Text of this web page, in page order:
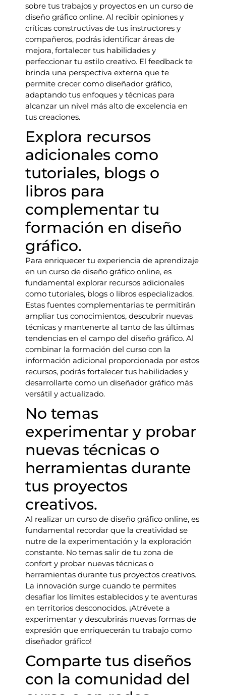
sobre tus trabajos y proyectos en un curso de
diseño gráfico online. Al recibir opiniones y
críticas constructivas de tus instructores y
compañeros, podrás identificar áreas de
mejora, fortalecer tus habilidades y
perfeccionar tu estilo creativo. El feedback te
brinda una perspectiva externa que te
permite crecer como diseñador gráfico,
adaptando tus enfoques y técnicas para
alcanzar un nivel más alto de excelencia en
tus creaciones.
Explora recursos
adicionales como
tutoriales, blogs o
libros para
complementar tu
formación en diseño
gráfico.
Para enriquecer tu experiencia de aprendizaje
en un curso de diseño gráfico online, es
fundamental explorar recursos adicionales
como tutoriales, blogs o libros especializados.
Estas fuentes complementarias te permitirán
ampliar tus conocimientos, descubrir nuevas
técnicas y mantenerte al tanto de las últimas
tendencias en el campo del diseño gráfico. Al
combinar la formación del curso con la
información adicional proporcionada por estos
recursos, podrás fortalecer tus habilidades y
desarrollarte como un diseñador gráfico más
versátil y actualizado.
No temas
experimentar y probar
nuevas técnicas o
herramientas durante
tus proyectos
creativos.
Al realizar un curso de diseño gráfico online, es
fundamental recordar que la creatividad se
nutre de la experimentación y la exploración
constante. No temas salir de tu zona de
confort y probar nuevas técnicas o
herramientas durante tus proyectos creativos.
La innovación surge cuando te permites
desafiar los límites establecidos y te aventuras
en territorios desconocidos. ¡Atrévete a
experimentar y descubrirás nuevas formas de
expresión que enriquecerán tu trabajo como
diseñador gráfico!
Comparte tus diseños
con la comunidad del